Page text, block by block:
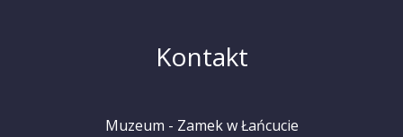
Kontakt
Muzeum - Zamek w Łańcucie